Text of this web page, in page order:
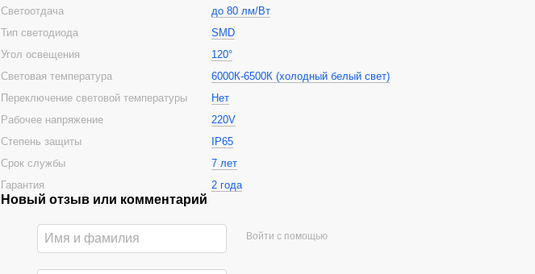
Светоотдача
до 80 лм/Вт
Тип светодиода
SMD
Угол освещения
120°
Световая температура
6000К-6500К (холодный белый свет)
Переключение световой температуры
Нет
Рабочее напряжение
220V
Степень защиты
IP65
Срок службы
7 лет
Гарантия
2 года
Новый отзыв или комментарий
Войти с помощью